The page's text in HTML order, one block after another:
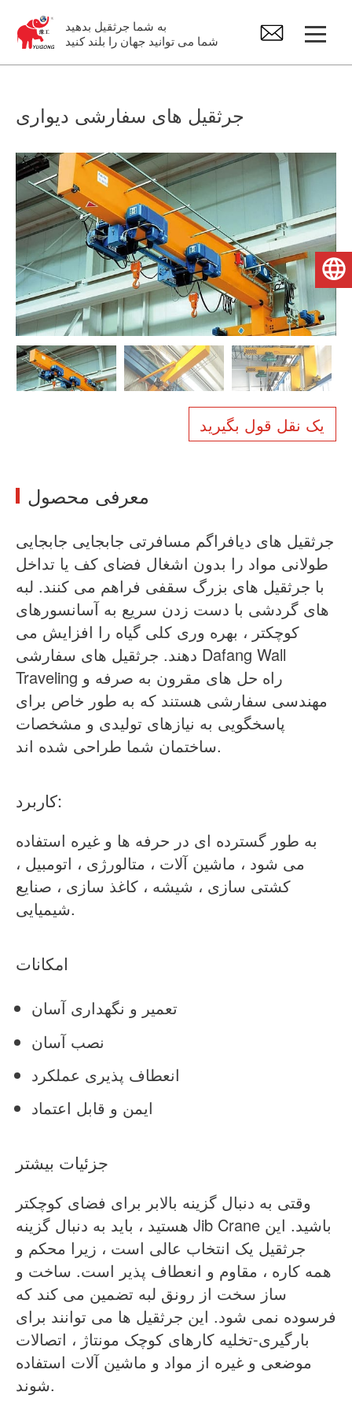
به شما جرثقیل بدهید
شما می توانید جهان را بلند کنید
جیب کرین
بالابر برقی
قطعات یدکی جرثقیل
درباره ما
اخبار
جرثقیل های سفارشی دیواری
یک نقل قول بگیرید
معرفی محصول
جرثقیل های دیافراگم مسافرتی جابجایی جابجایی
طولانی مواد را بدون اشغال فضای کف یا تداخل
با جرثقیل های بزرگ سقفی فراهم می کنند. لبه
های گردشی با دست زدن سریع به آسانسورهای
کوچکتر ، بهره وری کلی گیاه را افزایش می
دهند. جرثقیل های سفارشی Dafang Wall
Traveling راه حل های مقرون به صرفه و
مهندسی سفارشی هستند که به طور خاص برای
پاسخگویی به نیازهای تولیدی و مشخصات
ساختمان شما طراحی شده اند.
کاربرد:
به طور گسترده ای در حرفه ها و غیره استفاده
می شود ، ماشین آلات ، متالورژی ، اتومبیل ،
کشتی سازی ، شیشه ، کاغذ سازی ، صنایع
شیمیایی.
امکانات
تعمیر و نگهداری آسان
نصب آسان
انعطاف پذیری عملکرد
ایمن و قابل اعتماد
جزئیات بیشتر
وقتی به دنبال گزینه بالابر برای فضای کوچکتر
هستید ، باید به دنبال گزینه Jib Crane باشید. این
جرثقیل یک انتخاب عالی است ، زیرا محکم و
همه کاره ، مقاوم و انعطاف پذیر است. ساخت و
ساز سخت از رونق لبه تضمین می کند که
فرسوده نمی شود. این جرثقیل ها می توانند برای
بارگیری-تخلیه کارهای کوچک مونتاژ ، اتصالات
موضعی و غیره از مواد و ماشین آلات استفاده
شوند.
فارسی